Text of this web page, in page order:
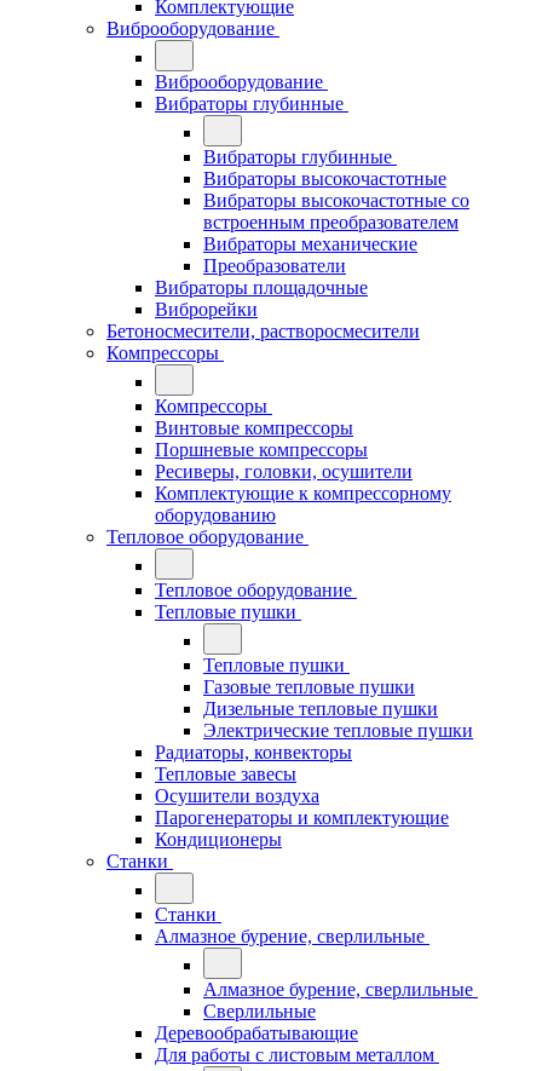
Комплектующие
Виброоборудование
Виброоборудование
Вибраторы глубинные
Вибраторы глубинные
Вибраторы высокочастотные
Вибраторы высокочастотные со
встроенным преобразователем
Вибраторы механические
Преобразователи
Вибраторы площадочные
Виброрейки
Бетоносмесители, растворосмесители
Компрессоры
Компрессоры
Винтовые компрессоры
Поршневые компрессоры
Ресиверы, головки, осушители
Комплектующие к компрессорному
оборудованию
Тепловое оборудование
Тепловое оборудование
Тепловые пушки
Тепловые пушки
Газовые тепловые пушки
Дизельные тепловые пушки
Электрические тепловые пушки
Радиаторы, конвекторы
Тепловые завесы
Осушители воздуха
Парогенераторы и комплектующие
Кондиционеры
Станки
Станки
Алмазное бурение, сверлильные
Алмазное бурение, сверлильные
Сверлильные
Деревообрабатывающие
Для работы с листовым металлом